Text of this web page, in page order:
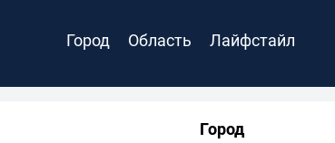
Город Область Лайфстайл
Город